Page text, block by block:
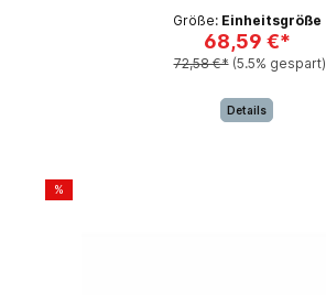
Größe: Einheitsgröße
68,59 €*
72,58 €* (5.5% gespart)
Details
%